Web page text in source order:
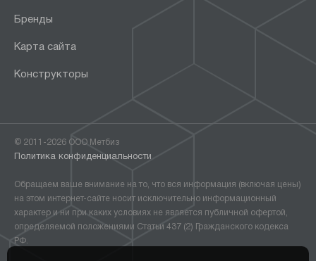
Бренды
Карта сайта
Конструкторы
© 2011-2026 ООО Метбиз
Политика конфиденциальности
Обращаем ваше внимание на то, что вся информация (включая цены)
на этом интернет-сайте носит исключительно информационный
характер и ни при каких условиях не является публичной офертой,
определяемой положениями Статьи 437 (2) Гражданского кодекса
РФ.